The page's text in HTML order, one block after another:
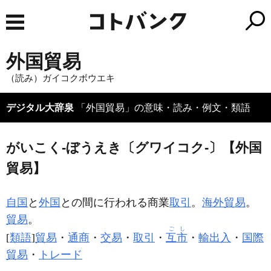
外国貿易
（読み）ガイコクボウエキ
デジタル大辞泉 「外国貿易」の意味・読み・例文・類語
がいこく‐ぼうえき〔グワイコク‐〕【外国
貿易】
自国 と 外国 との間に行われる商業取引 。 海外貿易。
貿易。
[類語]貿易 ・ 通商 ・ 交易 ・ 取引 ・ 互市
ごし
・ 輸出入 ・ 国際
貿易 ・ トレード